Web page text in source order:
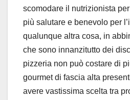
scomodare il nutrizionista
più salutare e benevolo per
qualunque altra cosa, in
che sono innanzitutto dei
pizzeria non può costare di
gourmet di fascia alta
avere vastissima scelta tra